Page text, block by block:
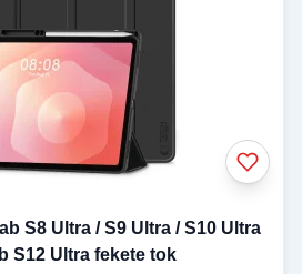
S8 Ultra / S9 Ultra / S10 Ultra
S12 Ultra fekete tok